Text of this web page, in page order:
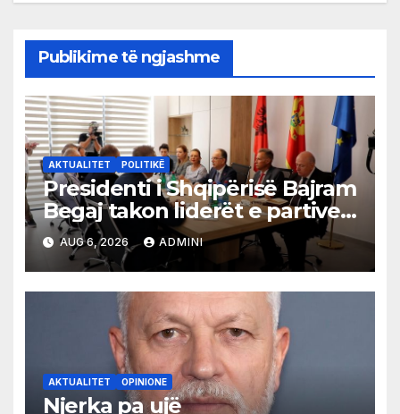
Publikime të ngjashme
AKTUALITET POLITIKË
Presidenti i Shqipërisë Bajram
Begaj takon liderët e partive
shqiptare në Ulqin
AUG 6, 2026 ADMINI
AKTUALITET OPINIONE
Njerka pa ujë